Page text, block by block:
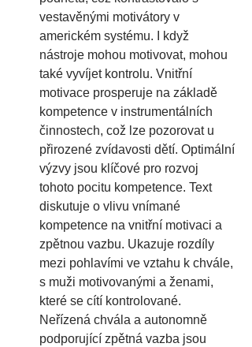
vestavěnými motivátory v
americkém systému. I když
nástroje mohou motivovat, mohou
také vyvíjet kontrolu. Vnitřní
motivace prosperuje na základě
kompetence v instrumentálních
činnostech, což lze pozorovat u
přirozené zvídavosti dětí. Optimální
výzvy jsou klíčové pro rozvoj
tohoto pocitu kompetence. Text
diskutuje o vlivu vnímané
kompetence na vnitřní motivaci a
zpětnou vazbu. Ukazuje rozdíly
mezi pohlavími ve vztahu k chvále,
s muži motivovanými a ženami,
které se cítí kontrolované.
Neřízená chvála a autonomně
podporující zpětná vazba jsou